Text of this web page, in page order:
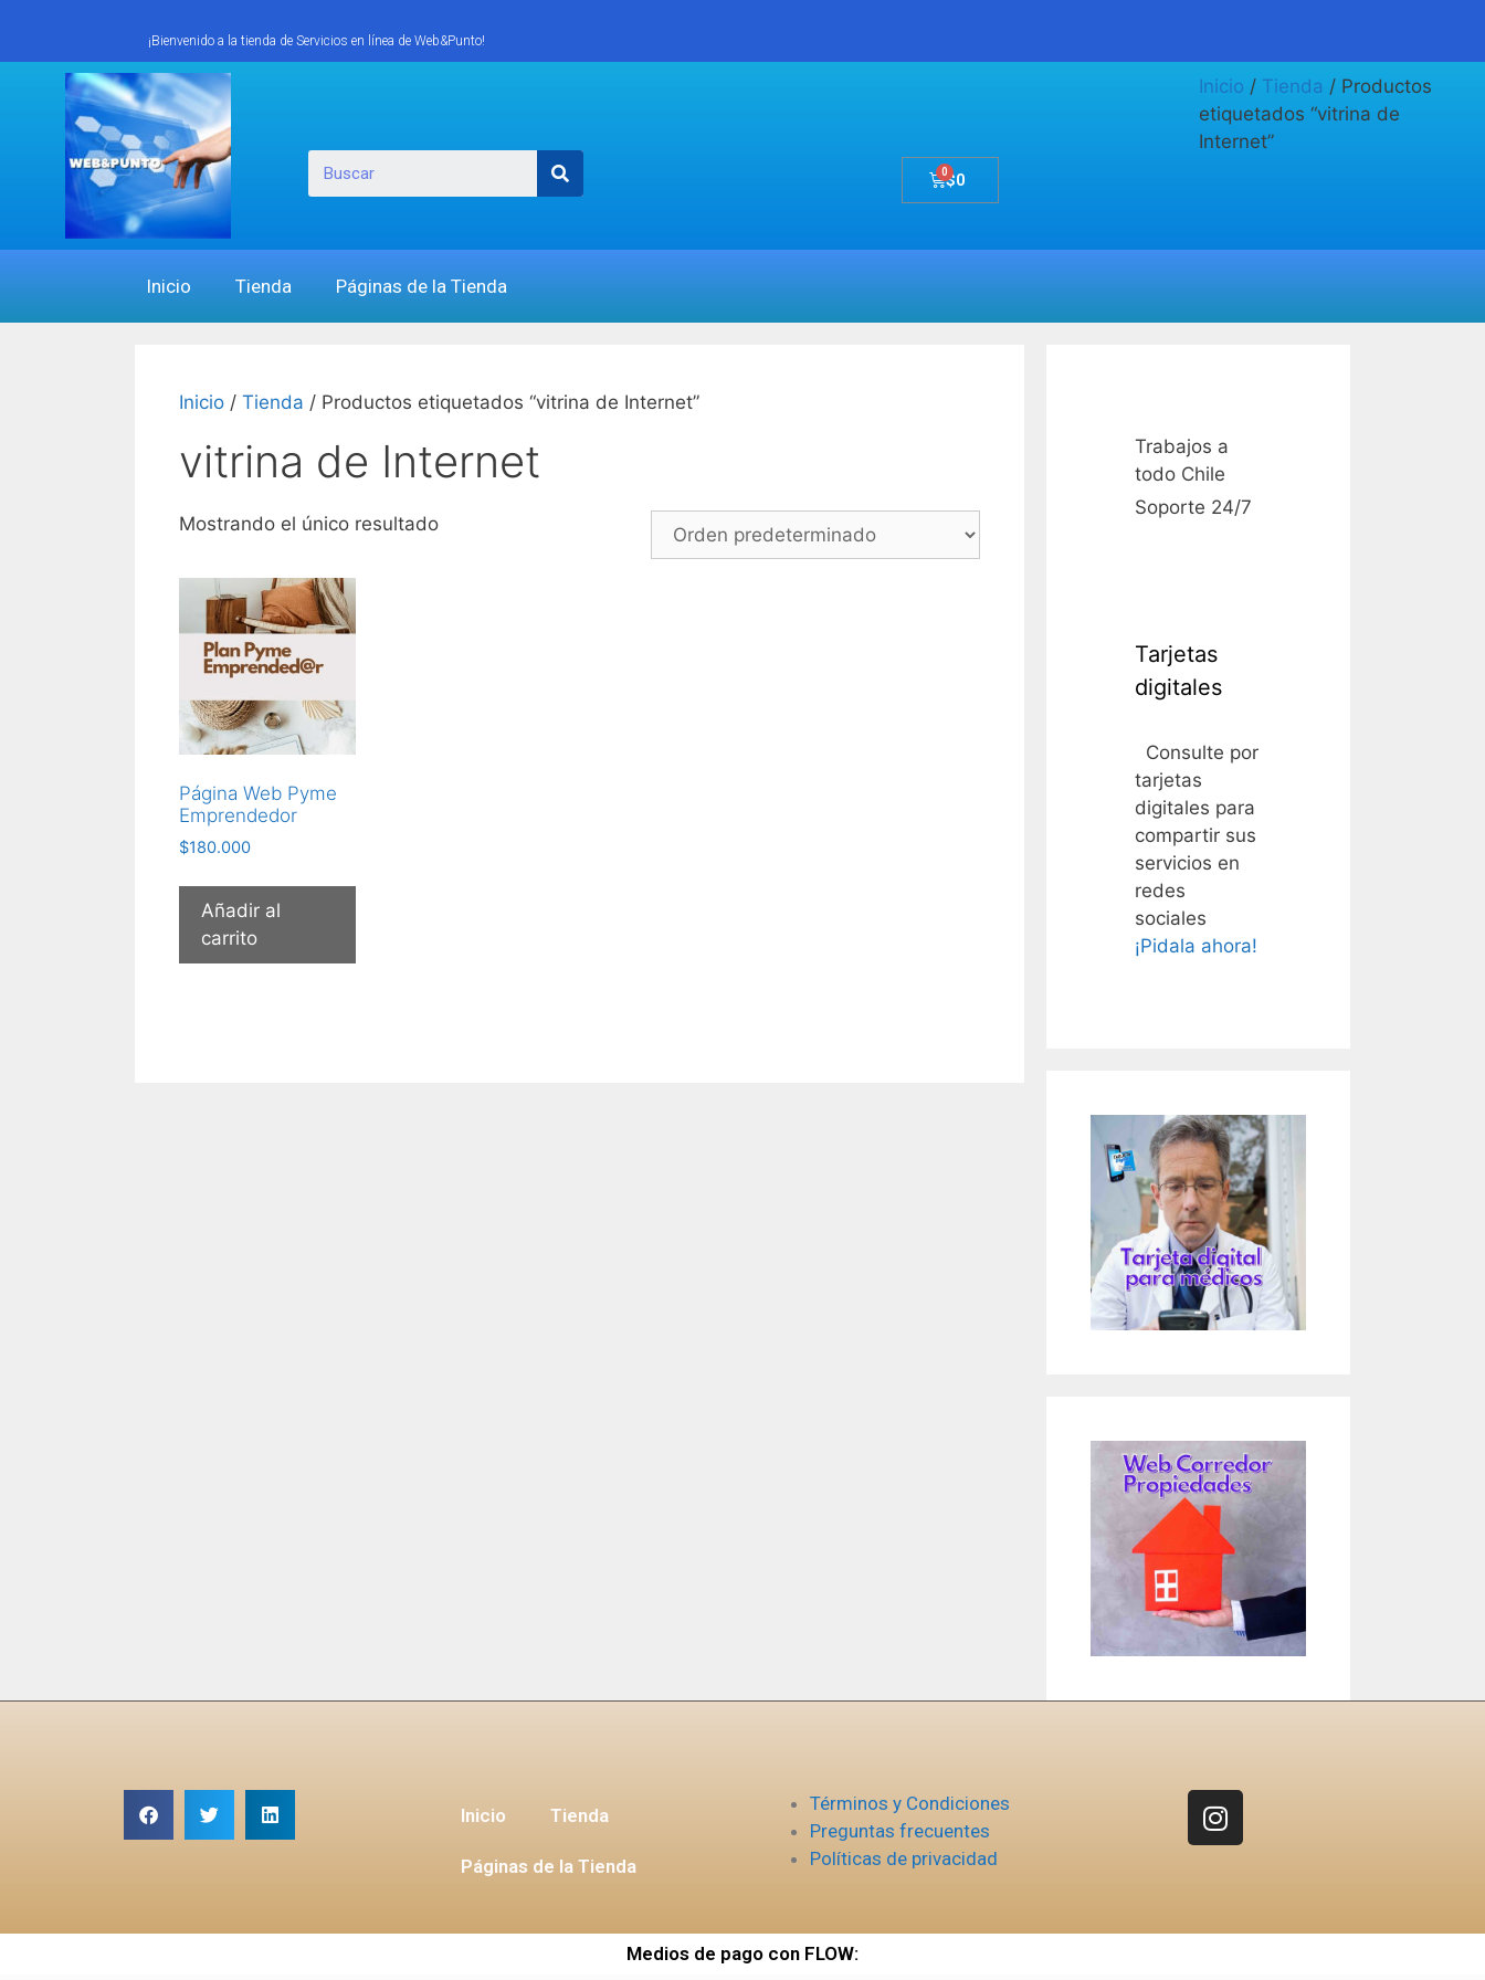
¡Bienvenido a la tienda de Servicios en línea de Web&Punto!
$0
Inicio / Tienda / Productos
etiquetados “vitrina de
Internet”
Inicio Tienda Páginas de la Tienda
Inicio / Tienda / Productos etiquetados “vitrina de Internet”
vitrina de Internet
Mostrando el único resultado
Página Web Pyme
Emprendedor
$180.000
Añadir al
carrito
Trabajos a
todo Chile
Soporte 24/7
Tarjetas
digitales
Consulte por
tarjetas
digitales para
compartir sus
servicios en
redes
sociales
¡Pidala ahora!
Inicio Tienda
Páginas de la Tienda
Términos y Condiciones
Preguntas frecuentes
Políticas de privacidad
Medios de pago con FLOW: